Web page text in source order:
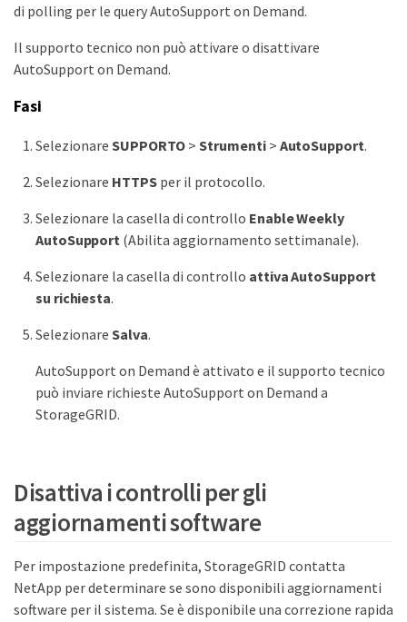
di polling per le query AutoSupport on Demand.
Il supporto tecnico non può attivare o disattivare
AutoSupport on Demand.
Fasi
Selezionare SUPPORTO >Strumenti> AutoSupport.
Selezionare HTTPSper il protocollo.
Selezionare la casella di controllo Enable Weekly
AutoSupport (Abilita aggiornamento settimanale).
Selezionare la casella di controllo attiva AutoSupport
su richiesta.
Selezionare Salva.
AutoSupport on Demand è attivato e il supporto tecnico
può inviare richieste AutoSupport on Demand a
StorageGRID.
Disattiva i controlli per gli
aggiornamenti software
Per impostazione predefinita, StorageGRID contatta
NetApp per determinare se sono disponibili aggiornamenti
software per il sistema. Se è disponibile una correzione rapida